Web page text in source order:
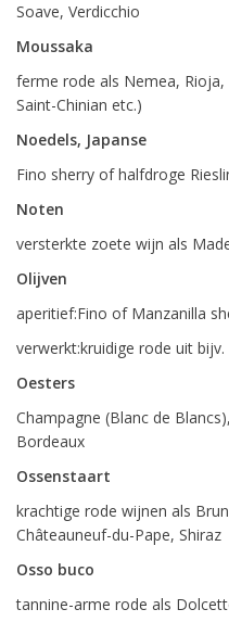
Soave, Verdicchio
Moussaka
ferme rode als Nemea,
Saint-Chinian etc.)
Noedels, Japanse
Fino sherry of halfdroge
Noten
versterkte zoete wijn als
Olijven
aperitief:Fino of Manzanilla
verwerkt:kruidige rode uit
Oesters
Champagne (Blanc de
Bordeaux
Ossenstaart
krachtige rode wijnen als
Châteauneuf-du-Pape, Shiraz
Osso buco
tannine-arme rode als